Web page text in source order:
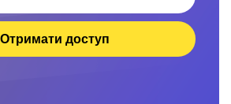
Отримати доступ